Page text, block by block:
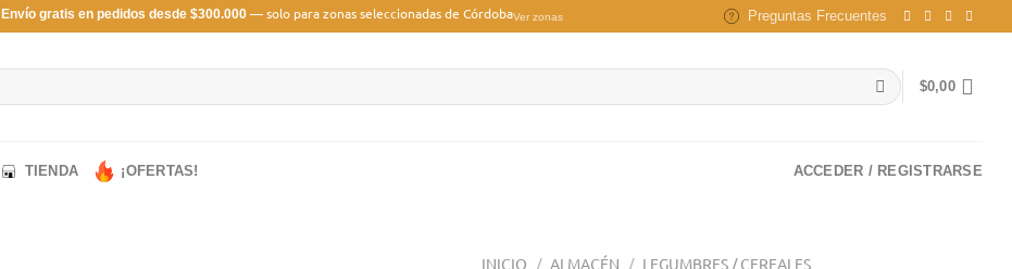
Envío gratis en pedidos desde $300.000— solo para zonas seleccionadas de CórdobaVer zonas Preguntas Frecuentes
$0,00
TIENDA ¡OFERTAS! ACCEDER / REGISTRARSE
INICIO / ALMACÉN / LEGUMBRES / CEREALES